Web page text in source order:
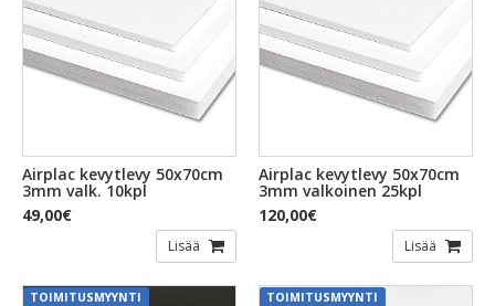
Airplac kevytlevy 50x70cm
3mm valk. 10kpl
49,00€
Lisää
Airplac kevytlevy 50x70cm
3mm valkoinen 25kpl
120,00€
Lisää
TOIMITUSMYYNTI TOIMITUSMYYNTI